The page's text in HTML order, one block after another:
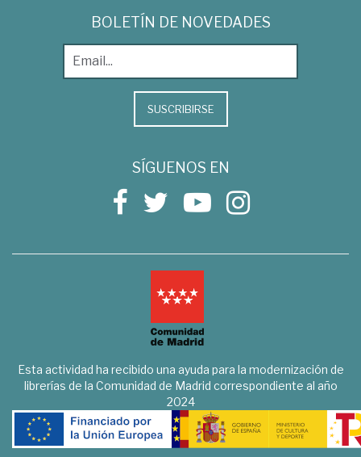
BOLETÍN DE NOVEDADES
SUSCRIBIRSE
SÍGUENOS EN
Esta actividad ha recibido una ayuda para la modernización de
librerías de la Comunidad de Madrid correspondiente al año
2024